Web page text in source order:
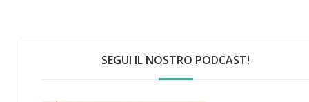
SEGUI IL NOSTRO PODCAST!